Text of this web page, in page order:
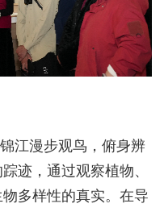
江漫步观鸟，俯身辨
迹，通过观察植物、
多样性的真实。在导